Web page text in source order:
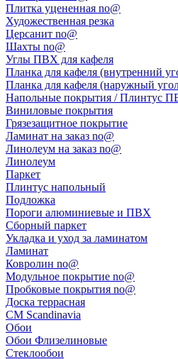
Плитка уцененная no@
Художественная резка
Церсанит no@
Шахты no@
Углы ПВХ для кафеля
Планка для кафеля (внутренний
Планка для кафеля (наружный
Напольные покрытия / Плинтус
Виниловые покрытия
Грязезащитное покрытие
Ламинат на заказ no@
Линолеум на заказ no@
Линолеум
Паркет
Плинтус напольный
Подложка
Пороги алюминиевые и ПВХ
Сборный паркет
Укладка и уход за ламинатом
Ламинат
Ковролин no@
Модульное покрытие no@
Пробковые покрытия no@
Доска террасная
CM Scandinavia
Обои
Обои Флизелиновые
Стеклообои